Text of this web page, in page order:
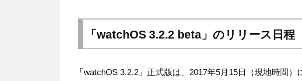
「watchOS 3.2.2 beta」のリリース日程
「watchOS 3.2.2」正式版は、2017年5月15日（現地時間